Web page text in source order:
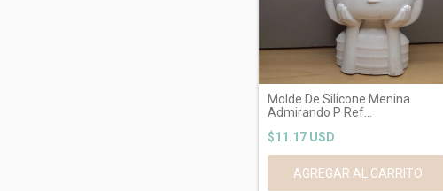
Molde De Silicone Menina
Admirando P Ref...
$11.17 USD